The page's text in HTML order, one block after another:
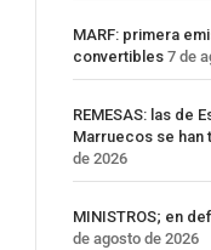
MARF: primera
convertibles 7 de
REMESAS: las de
Marruecos se han
de 2026
MINISTROS; en
de agosto de 2026